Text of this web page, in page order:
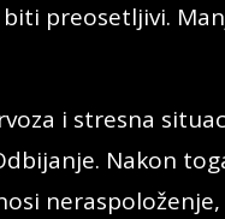
preosetljivi.
i stresna
Nakon